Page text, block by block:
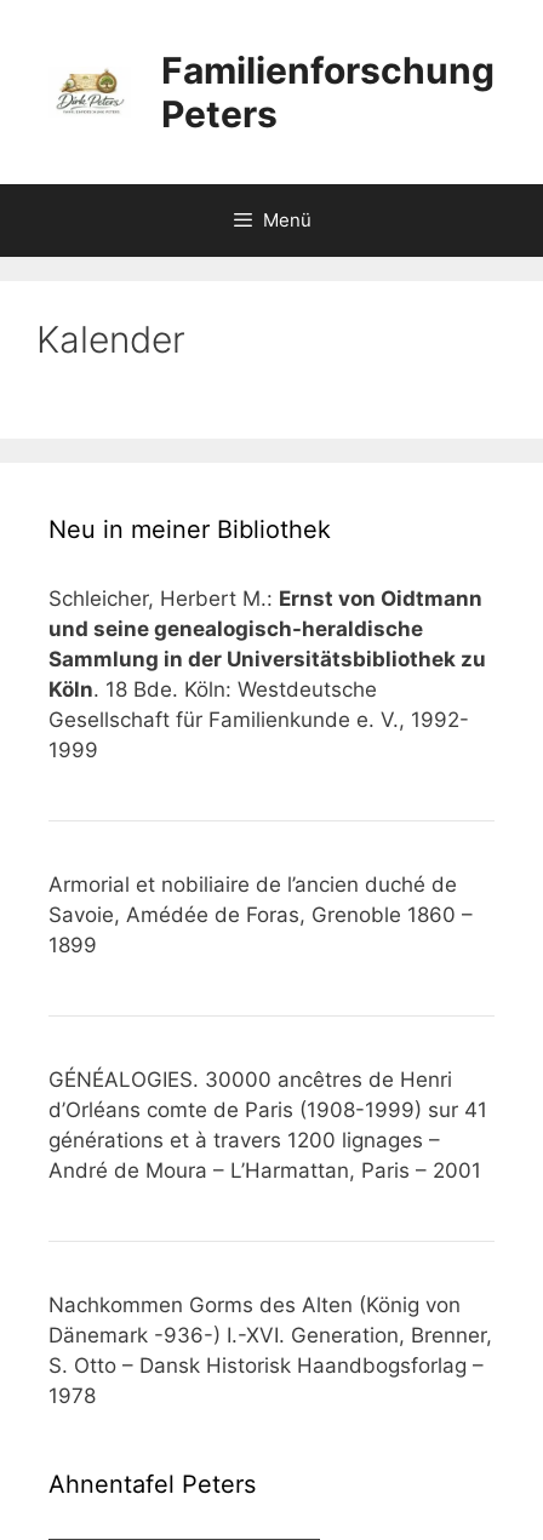
springen
Familienforschung
Peters
Menü
Kalender
Neu in meiner Bibliothek
Schleicher, Herbert M.: Ernst von Oidtmann
und seine genealogisch-heraldische
Sammlung in der Universitätsbibliothek zu
Köln. 18 Bde. Köln: Westdeutsche
Gesellschaft für Familienkunde e. V., 1992-
1999
Armorial et nobiliaire de l’ancien duché de
Savoie, Amédée de Foras, Grenoble 1860 –
1899
GÉNÉALOGIES. 30000 ancêtres de Henri
d’Orléans comte de Paris (1908-1999) sur 41
générations et à travers 1200 lignages –
André de Moura – L’Harmattan, Paris – 2001
Nachkommen Gorms des Alten (König von
Dänemark -936-) I.-XVI. Generation, Brenner,
S. Otto – Dansk Historisk Haandbogsforlag –
1978
Ahnentafel Peters